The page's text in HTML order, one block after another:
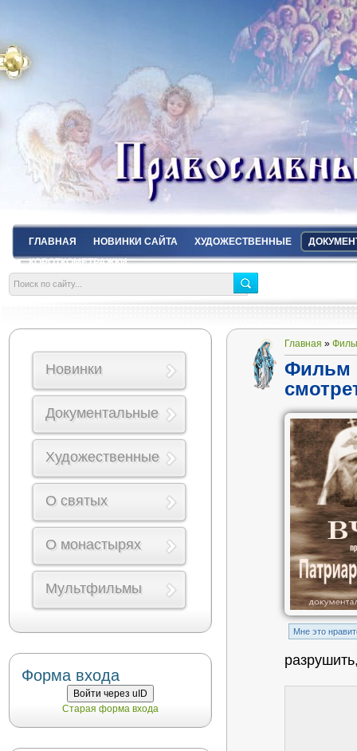
ГЛАВНАЯ НОВИНКИ САЙТА ХУДОЖЕСТВЕННЫЕ
КОРОТКОМЕТРАЖКИ
Главная »
Фильм
Mне это
Новинки
Документальные
Художественные
О святых
О монастырях
Мультфильмы
Форма входа
Войти через uID
Старая форма входа